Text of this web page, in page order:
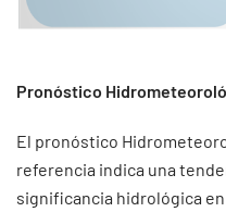
Pronóstico
El pronóstico
referencia indica una
significancia hidrológica